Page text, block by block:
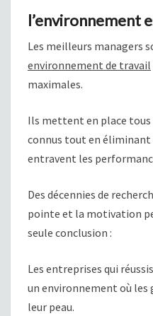
l’environnement
Les meilleurs managers
environnement de travail
maximales.
Ils mettent en place
connus tout en éliminant
entravent les
Des décennies de
pointe et la motivation
seule conclusion :
Les entreprises qui
un environnement où les
leur peau.